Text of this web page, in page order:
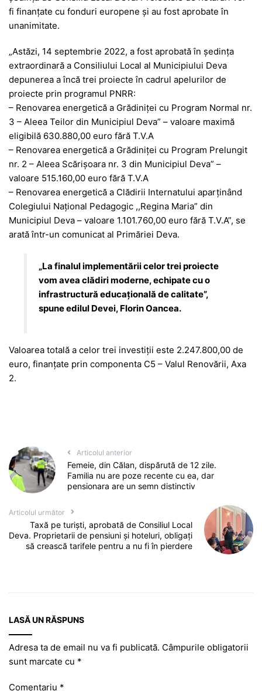
o
k
p n
er
m g z
fi finanțate cu fonduri europene și au fost aprobate în
unanimitate.
„Astăzi, 14 septembrie 2022, a fost aprobată în ședința
extraordinară a Consiliului Local al Municipiului Deva
depunerea a încă trei proiecte în cadrul apelurilor de
proiecte prin programul PNRR:
– Renovarea energetică a Grădiniței cu Program Normal nr.
3 – Aleea Teilor din Municipiul Deva” – valoare maximă
eligibilă 630.880,00 euro fără T.V.A
– Renovarea energetică a Grădiniței cu Program Prelungit
nr. 2 – Aleea Scărișoara nr. 3 din Municipiul Deva” –
valoare 515.160,00 euro fără T.V.A
– Renovarea energetică a Clădirii Internatului aparținând
Colegiului Național Pedagogic ,,Regina Maria” din
Municipiul Deva – valoare 1.101.760,00 euro fără T.V.A”, se
arată într-un comunicat al Primăriei Deva.
„La finalul implementării celor trei proiecte
vom avea clădiri moderne, echipate cu o
infrastructură educațională de calitate”,
spune edilul Devei, Florin Oancea.
Valoarea totală a celor trei investiții este 2.247.800,00 de
euro, finanțate prin componenta C5 – Valul Renovării, Axa
2.
Articolul anterior
Femeie, din Călan, dispărută de 12 zile.
Familia nu are poze recente cu ea, dar
pensionara are un semn distinctiv
Articolul următor
Taxă pe turiști, aprobată de Consiliul Local
Deva. Proprietarii de pensiuni și hoteluri, obligați
să crească tarifele pentru a nu fi în pierdere
LASĂ UN RĂSPUNS
Adresa ta de email nu va fi publicată. Câmpurile obligatorii
sunt marcate cu *
Comentariu *